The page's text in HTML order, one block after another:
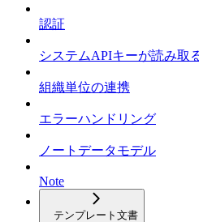
認証
システムAPIキーが読み取
組織単位の連携
エラーハンドリング
ノートデータモデル
Note
テンプレート文書